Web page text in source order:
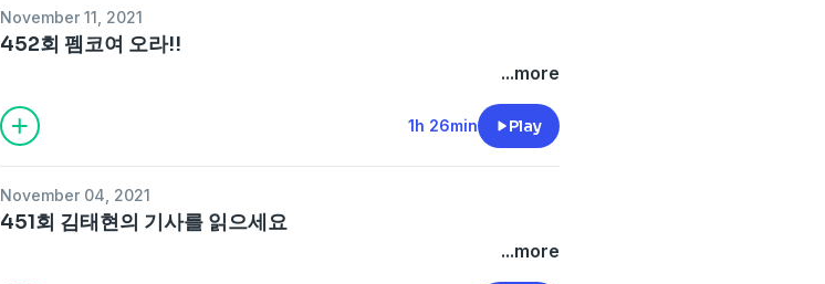
November 11, 2021
452회 펨코여 오라!!
...more
1h 26min Play
November 04, 2021
451회 김태현의 기사를 읽으세요
...more